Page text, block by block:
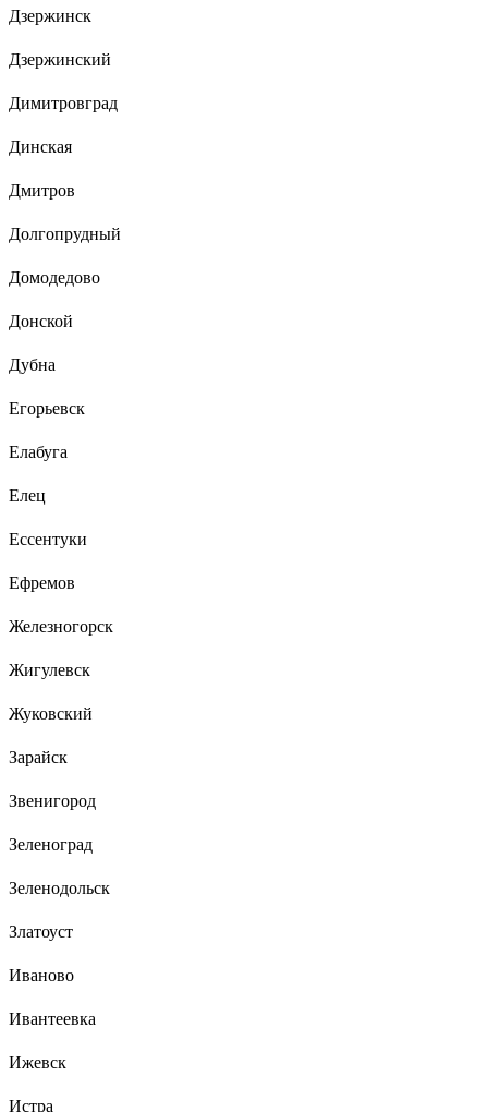
Дзержинск
Дзержинский
Димитровград
Динская
Дмитров
Долгопрудный
Домодедово
Донской
Дубна
Егорьевск
Елабуга
Елец
Ессентуки
Ефремов
Железногорск
Жигулевск
Жуковский
Зарайск
Звенигород
Зеленоград
Зеленодольск
Златоуст
Иваново
Ивантеевка
Ижевск
Истра